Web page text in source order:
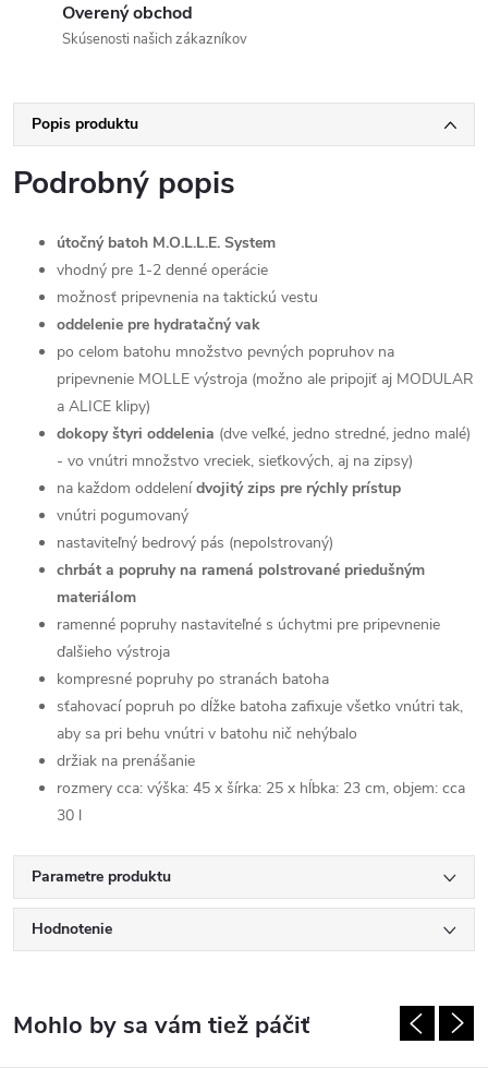
Overený obchod
Skúsenosti našich zákazníkov
Popis produktu
Podrobný popis
útočný batoh M.O.L.L.E. System
vhodný pre 1-2 denné operácie
možnosť pripevnenia na taktickú vestu
oddelenie pre hydratačný vak
po celom batohu množstvo pevných popruhov na
pripevnenie MOLLE výstroja (možno ale pripojiť aj MODULAR
a ALICE klipy)
dokopy štyri oddelenia (dve veľké, jedno stredné, jedno malé)
- vo vnútri množstvo vreciek, sieťkových, aj na zipsy)
na každom oddelení dvojitý zips pre rýchly prístup
vnútri pogumovaný
nastaviteľný bedrový pás (nepolstrovaný)
chrbát a popruhy na ramená polstrované priedušným
materiálom
ramenné popruhy nastaviteľné s úchytmi pre pripevnenie
ďalšieho výstroja
kompresné popruhy po stranách batoha
sťahovací popruh po dĺžke batoha zafixuje všetko vnútri tak,
aby sa pri behu vnútri v batohu nič nehýbalo
držiak na prenášanie
rozmery cca: výška: 45 x šírka: 25 x hĺbka: 23 cm, objem: cca
30 l
Parametre produktu
Hodnotenie